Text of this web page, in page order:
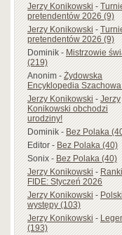
Jerzy Konikowski-
pretendentów 2026 (9)
Jerzy Konikowski-
pretendentów 2026 (9)
Dominik-Mistrzowie
(219)
Anonim-Żydowska
Encyklopedia
Jerzy Konikowski-Jerzy
Konikowski obchodzi
urodziny!
Dominik-Bez Polaka
Editor-Bez Polaka (40)
Sonix-Bez Polaka (40)
Jerzy Konikowski-
FIDE: Styczeń 2026
Jerzy Konikowski-
występy (103)
Jerzy Konikowski-
(193)